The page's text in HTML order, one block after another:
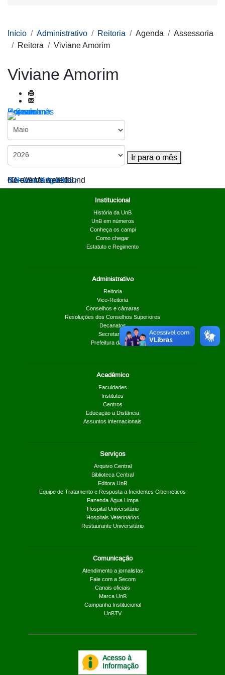
Início Administrativo Reitoria Agenda
Assessoria
Reitora
Viviane Amorim
Viviane Amorim
Por ano
Por mês
Por semana
Hoje
Ir para o mês
Ir para o mês
< Semana Anterior
03 - 09 Maio, 2026
Semana Seguinte >
No events were found
Institucional
História da UnB
UnB em números
Conheça os campi
Como chegar
Estatuto e Regimento
Administrativo
Reitoria
Vice-Reitoria
Conselhos e câmaras
Resoluções dos Conselhos Superiores
Decanatos
Secretarias
Prefeitura da UnB
Acadêmico
Faculdades
Institutos
Centros
Educação a Distância
Assuntos internacionais
Serviços
Arquivo Central
Biblioteca Central
Editora UnB
Equipe de Tratamento e Resposta a Incidentes Cibernéticos
Fazenda Água Limpa
Hospital Universitário
Hospitais Veterinários
Restaurante Universitário
Comunicação
Atendimento a jornalistas
Fale com a Secom
Canais oficiais
Marca UnB
Campanha Institucional
UnBTV
Acesso à
Informação